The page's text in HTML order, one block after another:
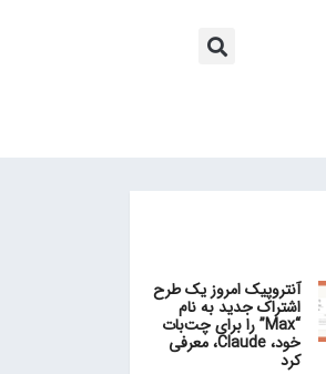
آنتروپیک امروز یک طرح
اشتراک جدید به نام
“Max” را برای چت‌بات
خود، Claude، معرفی
کرد